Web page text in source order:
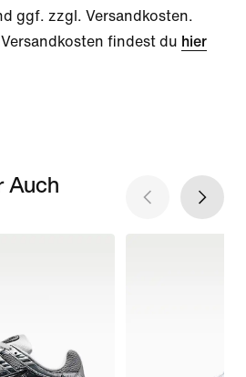
ggf. zzgl. Versandkosten.
findest du hier
Auch